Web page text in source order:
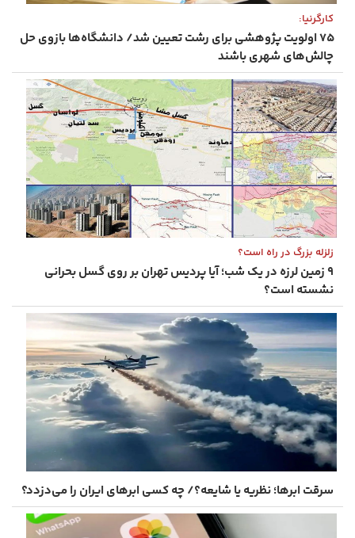
کارگرنیا:
۷۵ اولویت پژوهشی برای رشت تعیین شد/ دانشگاه‌ها بازوی حل
چالش‌های شهری باشند
زلزله بزرگ در راه است؟
۹ زمین‌ لرزه در یک شب؛ آیا پردیس تهران بر روی گسل بحرانی
نشسته است؟
سرقت ابرها؛ نظریه‌ یا شایعه؟/ چه کسی ابرهای ایران را می‌دزدد؟